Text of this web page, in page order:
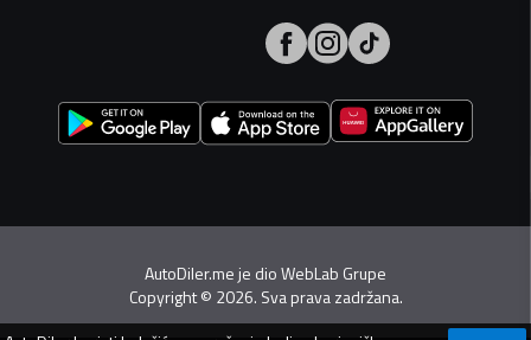
AutoDiler.me je dioWebLab Grupe
Copyright© 2026. Sva prava zadržana.